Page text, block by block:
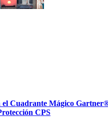
Cuadrante Mágico
CPS